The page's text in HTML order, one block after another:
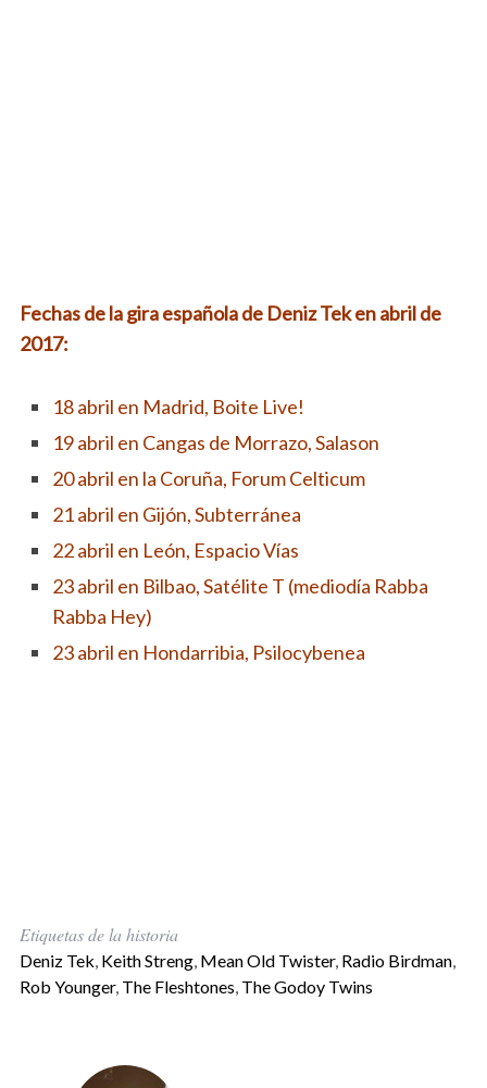
Fechas de la gira española de Deniz Tek en abril de
2017:
18 abril en Madrid, Boite Live!
19 abril en Cangas de Morrazo, Salason
20 abril en la Coruña, Forum Celticum
21 abril en Gijón, Subterránea
22 abril en León, Espacio Vías
23 abril en Bilbao, Satélite T (mediodía Rabba
Rabba Hey)
23 abril en Hondarribia, Psilocybenea
Etiquetas de la historia
Deniz Tek, Keith Streng, Mean Old Twister, Radio Birdman,
Rob Younger, The Fleshtones, The Godoy Twins